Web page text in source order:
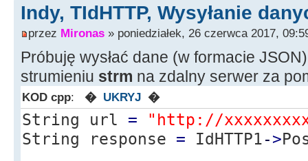
Indy, TIdHTTP, Wysyłanie
przez Mironas » poniedziałek, 26 czerwca 2017,
Próbuję wysłać dane (w formacie
strumieniu strm na zdalny serwer za
KOD cpp: � UKRYJ �
String url =
"http://
String response = IdHTTP1->